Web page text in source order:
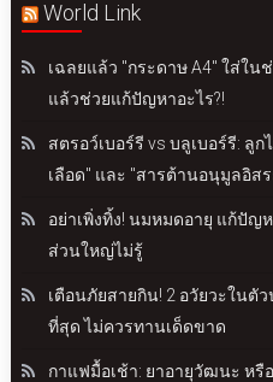
World Link
เฉลยแล้ว "กระดาษ A4" ใส่ใ
แล้วช่วยแก้ปัญหาอะไร?!
สตรอว์เบอร์รี vs บลูเบอร์รี: ลู
เลือด" และ "สารต้านอนุมูลอิส
อย่าเพิ่งทิ้ง! นมหมดอายุ แก้ปัญ
ส่วนใหญ่ไม่รู้
เตือนภัยสายกิน! 2 อวัยวะในตั
ที่สุด ไม่ควรทานเด็ดขาด
กาแฟมื้อเช้า: ยาอายุวัฒนะ ห